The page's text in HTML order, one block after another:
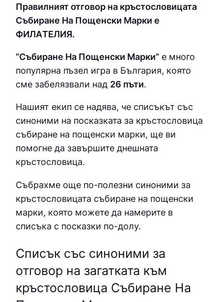
Правилният отговор на кръстословицата
Събиране На Пощенски Марки е
ФИЛAТEЛИЯ.
“Събиране На Пощенски Марки” е много
популярна пъзел игра в България, която
сме забелязвали над 26 пъти.
Нашият екип се надява, че списъкът със
синоними на посказката за кръстословица
събиране на пощенски марки, ще ви
помогне да завършите днешната
кръстословица.
Събрахме още по-полезни синоними за
кръстословицата събиране на пощенски
марки, която можете да намерите в
списъка с посказки по-долу.
Списък със синоними за
отговор на загатката към
кръстословица Събиране На